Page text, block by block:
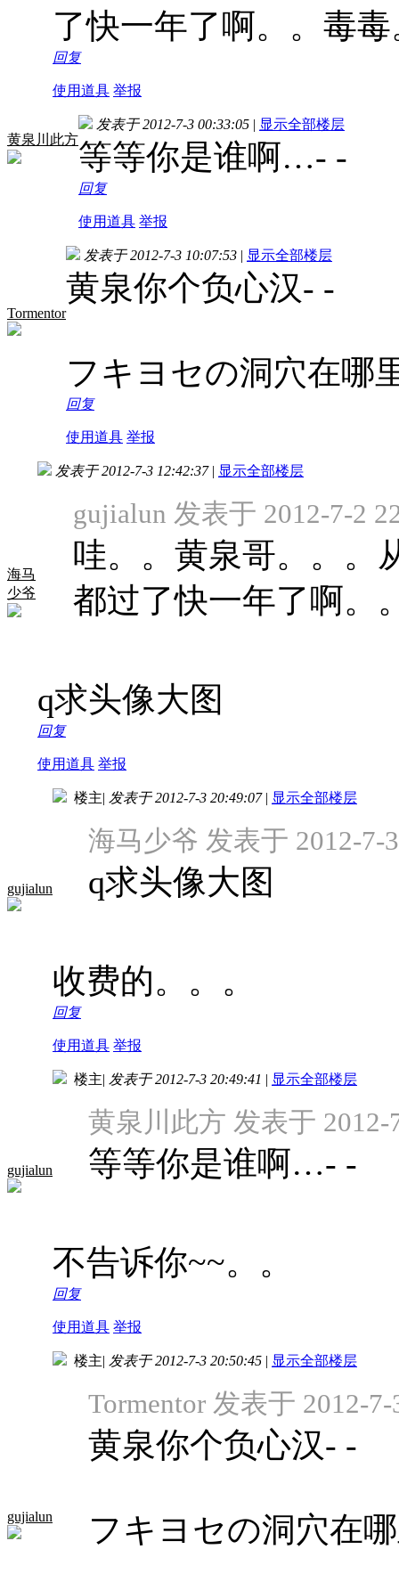
了快一年了啊。。毒
回复
使用道具 举报
黄泉川此方
发表于 2012-7-3 00:33:05 | 显示全部楼层
等等你是谁啊…- -
回复
使用道具 举报
Tormentor
发表于 2012-7-3 10:07:53 | 显示全部楼层
黄泉你个负心汉- -
フキヨセの洞穴在哪
回复
使用道具 举报
海马
少爷
发表于 2012-7-3 12:42:37 | 显示全部楼层
gujialun 发表于 2012-7-2
哇。。黄泉哥。。。
都过了快一年了啊。
q求头像大图
回复
使用道具 举报
gujialun
楼主| 发表于 2012-7-3 20:49:07 | 显示全部楼层
海马少爷 发表于 2012-7-
q求头像大图
收费的。。。
回复
使用道具 举报
gujialun
楼主| 发表于 2012-7-3 20:49:41 | 显示全部楼层
黄泉川此方 发表于 2012-
等等你是谁啊…- -
不告诉你~~。。
回复
使用道具 举报
gujialun
楼主| 发表于 2012-7-3 20:50:45 | 显示全部楼层
Tormentor 发表于 2012-7-
黄泉你个负心汉- -
フキヨセの洞穴在